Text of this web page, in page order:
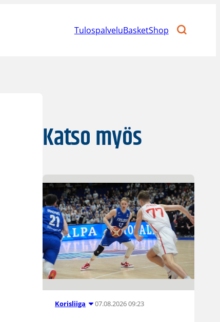
TulospalveluBasketShop
Katso myös
Korisliiga 07.08.2026 09:23